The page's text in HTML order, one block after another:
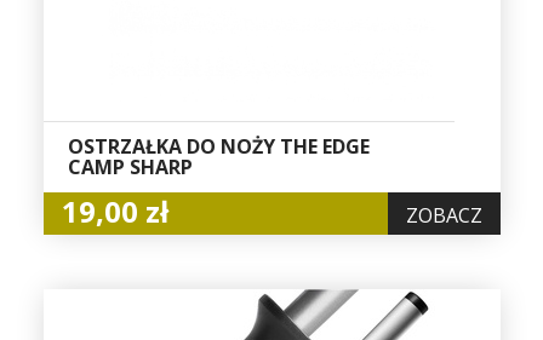
OSTRZAŁKA DO NOŻY THE EDGE
CAMP SHARP
19,00 zł ZOBACZ